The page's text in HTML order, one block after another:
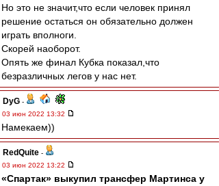
Но это не значит,что если человек принял
решение остаться он обязательно должен
играть вполноги.
Скорей наоборот.
Опять же финал Кубка показал,что
безразличных легов у нас нет.
DyG -
03 июн 2022 13:32
Намекаем))
RedQuite -
03 июн 2022 13:22
«Спартак» выкупил трансфер Мартинса у